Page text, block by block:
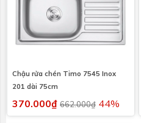
Chậu rửa chén Timo 7545 Inox
201 dài 75cm
370.000₫ 662.000₫ 44%